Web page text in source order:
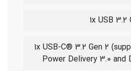
1x USB 3.2
1x USB-C® 3.2 Gen 2
Power Delivery 3.0